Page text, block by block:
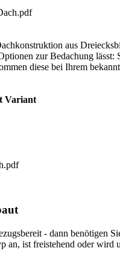
aus
zur Bedachung
diese bei Ihrem
Variant
- dann benötigen
an, ist freistehend oder